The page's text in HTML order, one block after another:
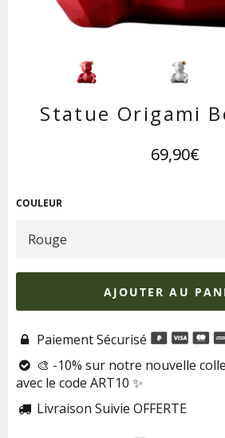
Statue Origami
Prix
régulier
69,90€
COULEUR
AJOUTER AU
 Paiement Sécurisé

🎨 -10% sur notre nouvelle
avec le code ART10 ✨
 Livraison Suivie OFFERTE